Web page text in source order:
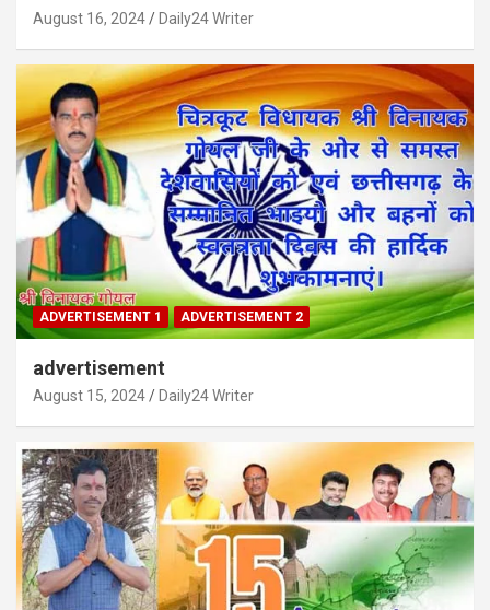
August 16, 2024 Daily24 Writer
ADVERTISEMENT 1 ADVERTISEMENT 2
advertisement
August 15, 2024 Daily24 Writer